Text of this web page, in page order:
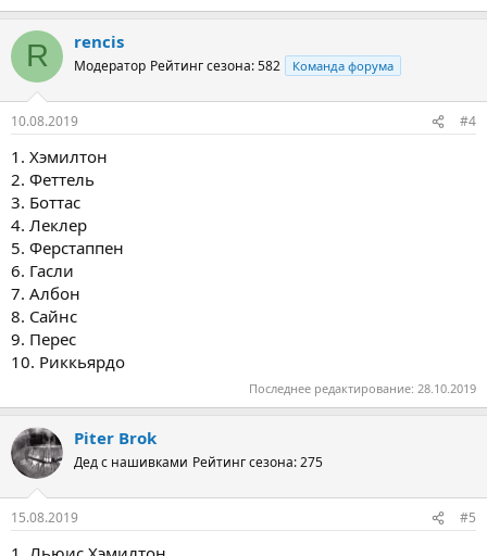
R rencis
Модератор Рейтинг сезона: 582 Команда форума
10.08.2019 #4
1. Хэмилтон
2. Феттель
3. Боттас
4. Леклер
5. Ферстаппен
6. Гасли
7. Албон
8. Сайнс
9. Перес
10. Риккьярдо
Последнее редактирование: 28.10.2019
Piter Brok
Дед с нашивками Рейтинг сезона: 275
15.08.2019 #5